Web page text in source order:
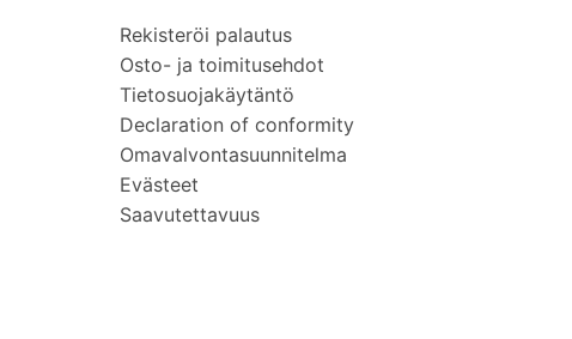
Rekisteröi palautus
Osto- ja toimitusehdot
Tietosuojakäytäntö
Declaration of conformity
Omavalvontasuunnitelma
Evästeet
Saavutettavuus